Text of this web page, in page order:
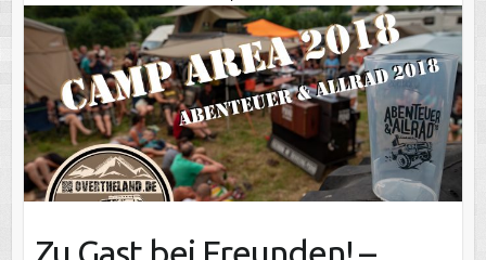
Zu Gast bei Freunden! –